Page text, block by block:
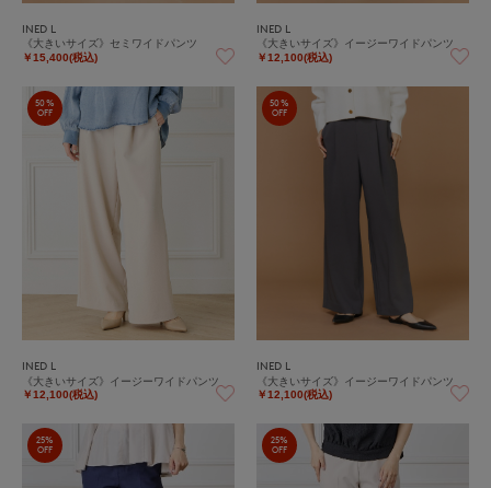
INED L
《大きいサイズ》セミワイドパンツ
￥15,400(税込)
INED L
《大きいサイズ》イージーワイドパンツ
￥12,100(税込)
50%
OFF
INED L
《大きいサイズ》イージーワイドパンツ
￥12,100(税込)
50%
OFF
INED L
《大きいサイズ》イージーワイドパンツ
￥12,100(税込)
25%
OFF
25%
OFF